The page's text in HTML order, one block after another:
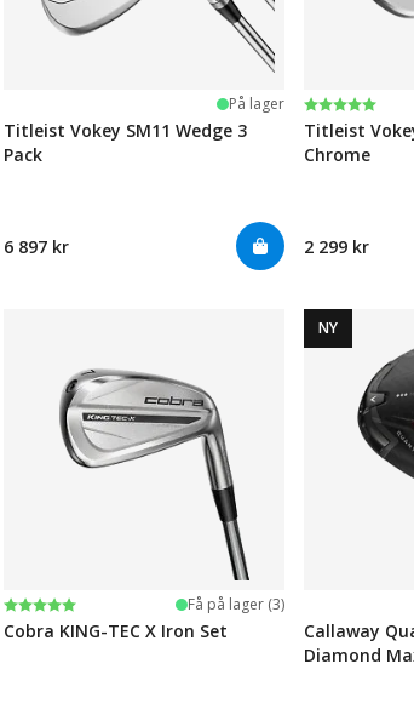
På lager
Titleist Vokey SM11 Wedge 3
Pack
6 897 kr
Karakter:
5.0 av 5
Titleist
Chrome
2 299 kr
Karakter:
5.0 av 5 mulige Få på lager (3)
Cobra KING-TEC X Iron Set
NY
Callaway
Diamond